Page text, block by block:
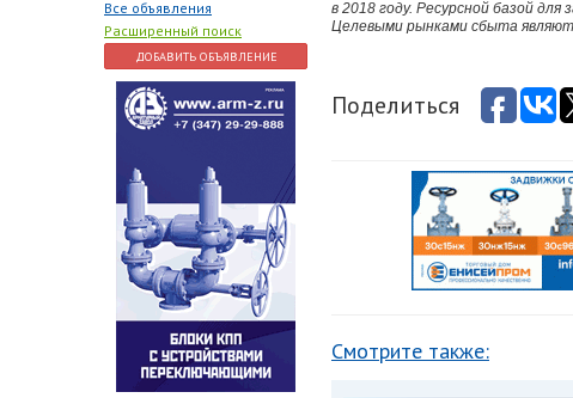
Все объявления
Расширенный поиск
ДОБАВИТЬ ОБЪЯВЛЕНИЕ
в 2018 году. Ресурсной базой
Целевыми рынками сбыта
Поделиться
Смотрите также: